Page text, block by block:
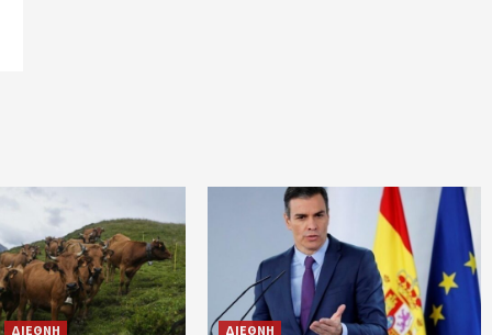
ΔΙΕΘΝΗ ΔΙΕΘΝΗ